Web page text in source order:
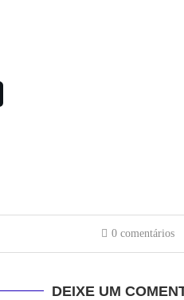
0 comentários
DEIXE UM